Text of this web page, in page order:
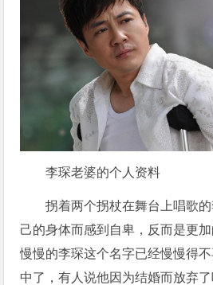
李琛老婆的个人资料
拐着两个拐杖在舞台上唱歌
己的身体而感到自卑，反而是更
慢慢的李琛这个名字已经慢慢得
中了，有人说他因为结婚而放弃了